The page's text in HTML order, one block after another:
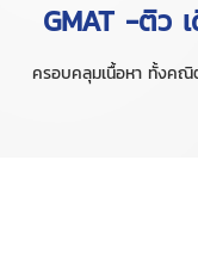
GMAT -ติว
ครอบคลุมเนื้อหา ทั้งคณิ